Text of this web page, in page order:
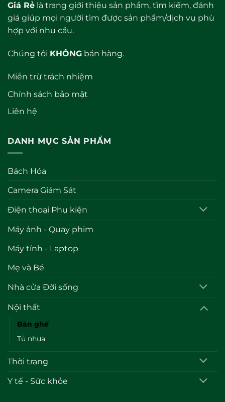
Giá Rẻ là trang giới thiệu sản phẩm, tìm kiếm, đánh
giá giúp mọi người tìm được sản phẩm/dịch vụ phù
hợp với nhu cầu.
Chúng tôi KHÔNG bán hàng.
Miễn trừ trách nhiệm
Chính sách bảo mật
Liên hệ
DANH MỤC SẢN PHẨM
Bách Hóa
Camera Giám Sát
Điện thoại Phụ kiện
Máy ảnh - Quay phim
Máy tính - Laptop
Mẹ và Bé
Nhà cửa Đời sống
Nội thất
Bàn ghế
Tủ nhựa
Thời trang
Y tế - Sức khỏe